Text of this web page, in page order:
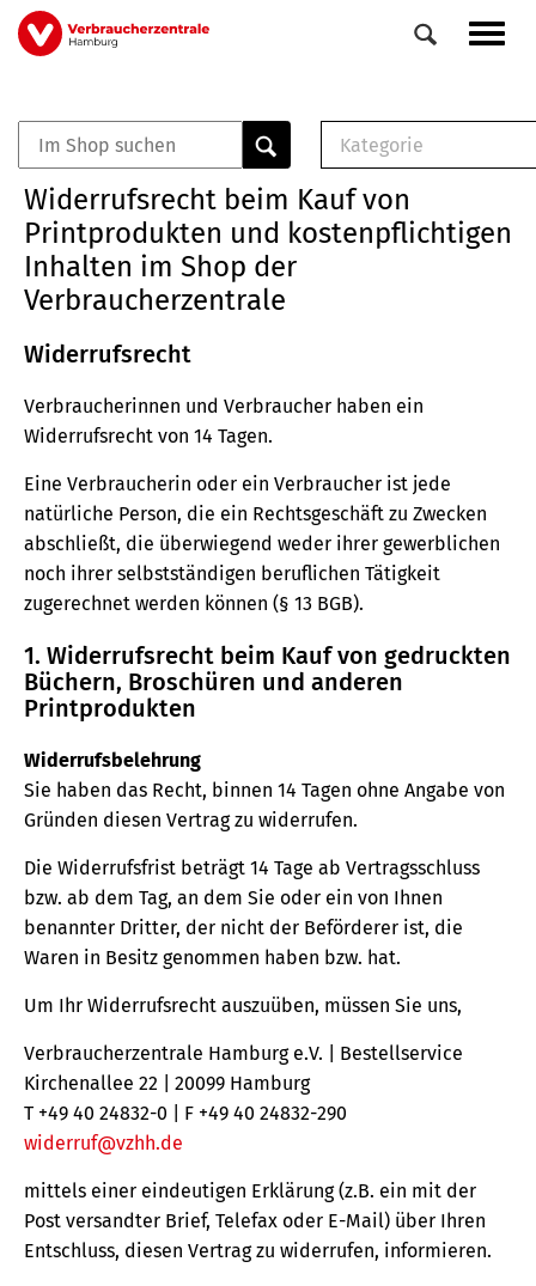
Direkt
zum
Veranstaltungen
0
Elemente
Kategorie
Musterbrief (RTF)
E-Broschüre
Widerrufsrecht beim Kauf von
Printprodukten und kostenpflichtigen
Inhalten im Shop der
Verbraucherzentrale
Widerrufsrecht
Verbraucherinnen und Verbraucher haben ein
Widerrufsrecht von 14 Tagen.
Eine Verbraucherin oder ein Verbraucher ist jede
natürliche Person, die ein Rechtsgeschäft zu Zwecken
abschließt, die überwiegend weder ihrer gewerblichen
noch ihrer selbstständigen beruflichen Tätigkeit
zugerechnet werden können (§ 13 BGB).
1. Widerrufsrecht beim Kauf von gedruckten
Büchern, Broschüren und anderen
Printprodukten
Widerrufsbelehrung
Sie haben das Recht, binnen 14 Tagen ohne Angabe von
Gründen diesen Vertrag zu widerrufen.
Die Widerrufsfrist beträgt 14 Tage ab Vertragsschluss
bzw. ab dem Tag, an dem Sie oder ein von Ihnen
benannter Dritter, der nicht der Beförderer ist, die
Waren in Besitz genommen haben bzw. hat.
Um Ihr Widerrufsrecht auszuüben, müssen Sie uns,
Verbraucherzentrale Hamburg e.V. | Bestellservice
Kirchenallee 22 | 20099 Hamburg
T +49 40 24832-0 | F +49 40 24832-290
widerruf@vzhh.de
mittels einer eindeutigen Erklärung (z.B. ein mit der
Post versandter Brief, Telefax oder E-Mail) über Ihren
Entschluss, diesen Vertrag zu widerrufen, informieren.